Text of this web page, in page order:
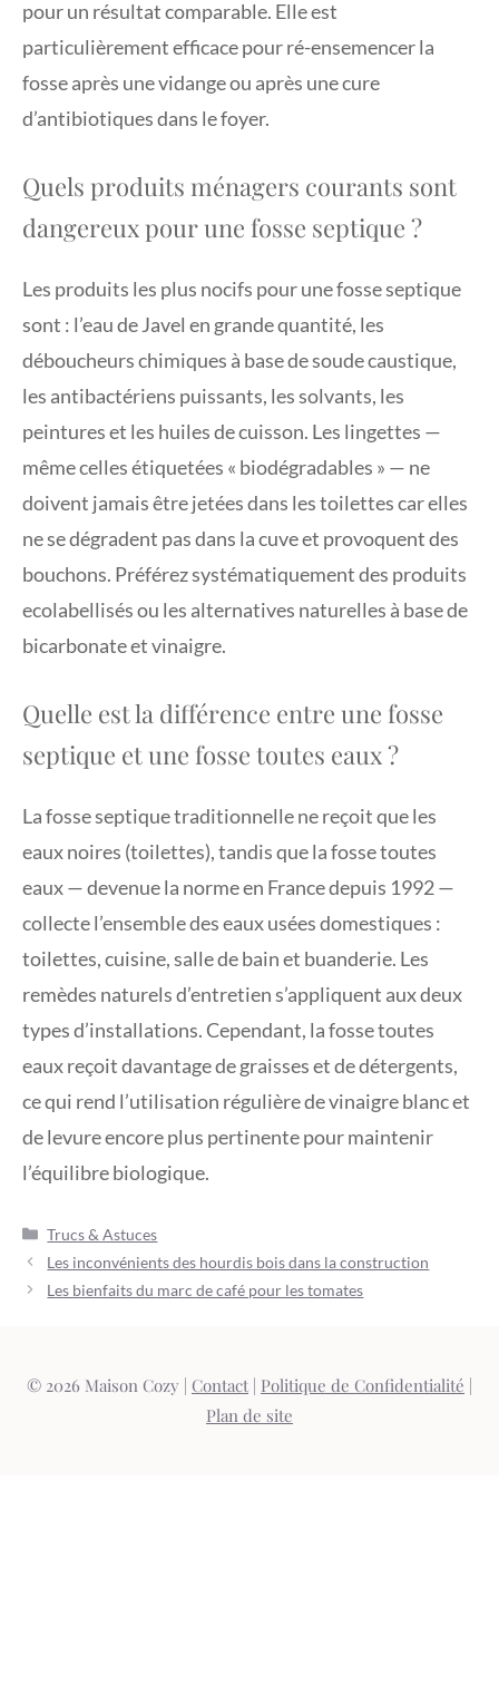
pour un résultat comparable. Elle est
particulièrement efficace pour ré-ensemencer la
fosse après une vidange ou après une cure
d’antibiotiques dans le foyer.
Quels produits ménagers courants sont
dangereux pour une fosse septique ?
Les produits les plus nocifs pour une fosse septique
sont : l’eau de Javel en grande quantité, les
déboucheurs chimiques à base de soude caustique,
les antibactériens puissants, les solvants, les
peintures et les huiles de cuisson. Les lingettes —
même celles étiquetées « biodégradables » — ne
doivent jamais être jetées dans les toilettes car elles
ne se dégradent pas dans la cuve et provoquent des
bouchons. Préférez systématiquement des produits
ecolabellisés ou les alternatives naturelles à base de
bicarbonate et vinaigre.
Quelle est la différence entre une fosse
septique et une fosse toutes eaux ?
La fosse septique traditionnelle ne reçoit que les
eaux noires (toilettes), tandis que la fosse toutes
eaux — devenue la norme en France depuis 1992 —
collecte l’ensemble des eaux usées domestiques :
toilettes, cuisine, salle de bain et buanderie. Les
remèdes naturels d’entretien s’appliquent aux deux
types d’installations. Cependant, la fosse toutes
eaux reçoit davantage de graisses et de détergents,
ce qui rend l’utilisation régulière de vinaigre blanc et
de levure encore plus pertinente pour maintenir
l’équilibre biologique.
Catégories
Trucs & Astuces
Les inconvénients des hourdis bois dans la construction
Les bienfaits du marc de café pour les tomates
© 2026 Maison Cozy | Contact| Politique de Confidentialité |
Plan de site